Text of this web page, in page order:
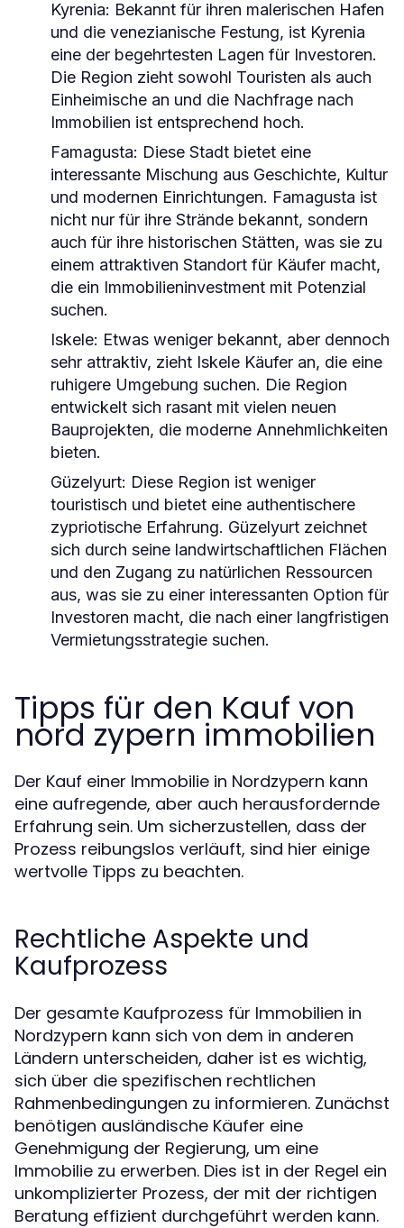
Kyrenia: Bekannt für ihren malerischen Hafen
und die venezianische Festung, ist Kyrenia
eine der begehrtesten Lagen für Investoren.
Die Region zieht sowohl Touristen als auch
Einheimische an und die Nachfrage nach
Immobilien ist entsprechend hoch.
Famagusta: Diese Stadt bietet eine
interessante Mischung aus Geschichte, Kultur
und modernen Einrichtungen. Famagusta ist
nicht nur für ihre Strände bekannt, sondern
auch für ihre historischen Stätten, was sie zu
einem attraktiven Standort für Käufer macht,
die ein Immobilieninvestment mit Potenzial
suchen.
Iskele: Etwas weniger bekannt, aber dennoch
sehr attraktiv, zieht Iskele Käufer an, die eine
ruhigere Umgebung suchen. Die Region
entwickelt sich rasant mit vielen neuen
Bauprojekten, die moderne Annehmlichkeiten
bieten.
Güzelyurt: Diese Region ist weniger
touristisch und bietet eine authentischere
zypriotische Erfahrung. Güzelyurt zeichnet
sich durch seine landwirtschaftlichen Flächen
und den Zugang zu natürlichen Ressourcen
aus, was sie zu einer interessanten Option für
Investoren macht, die nach einer langfristigen
Vermietungsstrategie suchen.
Tipps für den Kauf von
nord zypern immobilien
Der Kauf einer Immobilie in Nordzypern kann
eine aufregende, aber auch herausfordernde
Erfahrung sein. Um sicherzustellen, dass der
Prozess reibungslos verläuft, sind hier einige
wertvolle Tipps zu beachten.
Rechtliche Aspekte und
Kaufprozess
Der gesamte Kaufprozess für Immobilien in
Nordzypern kann sich von dem in anderen
Ländern unterscheiden, daher ist es wichtig,
sich über die spezifischen rechtlichen
Rahmenbedingungen zu informieren. Zunächst
benötigen ausländische Käufer eine
Genehmigung der Regierung, um eine
Immobilie zu erwerben. Dies ist in der Regel ein
unkomplizierter Prozess, der mit der richtigen
Beratung effizient durchgeführt werden kann.